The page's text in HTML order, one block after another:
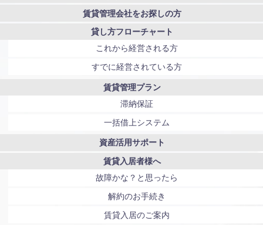
賃貸管理会社をお探しの方
貸し方フローチャート
これから経営される方
すでに経営されている方
賃貸管理プラン
滞納保証
一括借上システム
資産活用サポート
賃貸入居者様へ
故障かな？と思ったら
解約のお手続き
賃貸入居のご案内